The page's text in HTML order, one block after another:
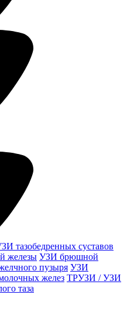
тазобедренных суставов
железы УЗИ брюшной
пузыря УЗИ
желез ТРУЗИ / УЗИ
таза